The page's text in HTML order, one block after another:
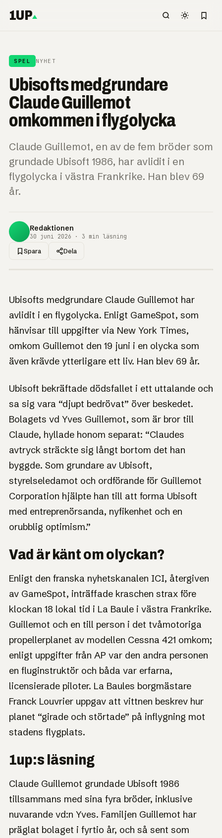
1UP
SPEL NYHET
Ubisofts medgrundare
Claude Guillemot
omkommen i flygolycka
Claude Guillemot, en av de fem bröder som
grundade Ubisoft 1986, har avlidit i en
flygolycka i västra Frankrike. Han blev 69
år.
Redaktionen
30 juni 2026 · 3 min läsning
Spara Dela
Ubisofts
medgrundare
Claude Guillemot
omkommen i
flygolycka
sträckte sig långt bortom det han byggde.'
Ubisofts medgrundare Claude Guillemot har
avlidit i en flygolycka. Enligt GameSpot, som
hänvisar till uppgifter via New York Times,
omkom Guillemot den 19 juni i en olycka som
även krävde ytterligare ett liv. Han blev 69 år.
Ubisoft bekräftade dödsfallet i ett uttalande och
sa sig vara “djupt bedrövat” över beskedet.
Bolagets vd Yves Guillemot, som är bror till
Claude, hyllade honom separat: “Claudes
avtryck sträckte sig långt bortom det han
byggde. Som grundare av Ubisoft,
styrelseledamot och ordförande för Guillemot
Corporation hjälpte han till att forma Ubisoft
med entreprenörsanda, nyfikenhet och en
orubblig optimism.”
Vad är känt om olyckan?
Enligt den franska nyhetskanalen ICI, återgiven
av GameSpot, inträffade kraschen strax före
klockan 18 lokal tid i La Baule i västra Frankrike.
Guillemot och en till person i det tvåmotoriga
propellerplanet av modellen Cessna 421 omkom;
enligt uppgifter från AP var den andra personen
en fluginstruktör och båda var erfarna,
licensierade piloter. La Baules borgmästare
Franck Louvrier uppgav att vittnen beskrev hur
planet “girade och störtade” på inflygning mot
stadens flygplats.
1up:s läsning
Claude Guillemot grundade Ubisoft 1986
tillsammans med sina fyra bröder, inklusive
nuvarande vd:n Yves. Familjen Guillemot har
präglat bolaget i fyrtio år, och så sent som